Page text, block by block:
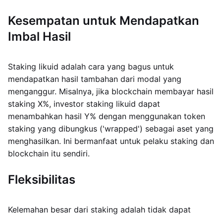
Kesempatan untuk Mendapatkan
Imbal Hasil
Staking likuid adalah cara yang bagus untuk
mendapatkan hasil tambahan dari modal yang
menganggur. Misalnya, jika blockchain membayar hasil
staking X%, investor staking likuid dapat
menambahkan hasil Y% dengan menggunakan token
staking yang dibungkus ('wrapped') sebagai aset yang
menghasilkan. Ini bermanfaat untuk pelaku staking dan
blockchain itu sendiri.
Fleksibilitas
Kelemahan besar dari staking adalah tidak dapat